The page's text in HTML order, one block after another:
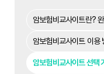
암보험비교사이트란?
암보험비교사이트 이용
암보험비교사이트 선택